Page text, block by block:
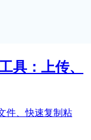
具：上传、
件、快速复制粘